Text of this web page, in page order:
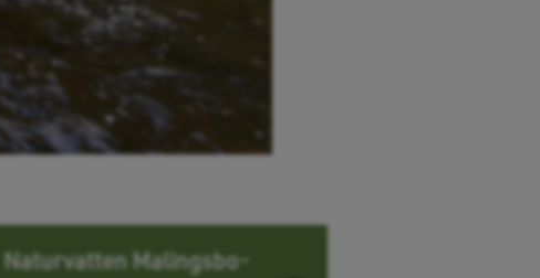
Naturvatten Malingsbo-